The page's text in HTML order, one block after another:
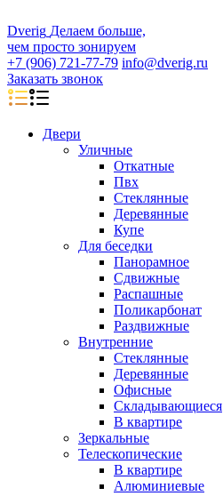
Dverig Делаем больше,
чем просто зонируем
+7 (906) 721-77-79 info@dverig.ru
Заказать звонок
Двери
Уличные
Откатные
Пвх
Стеклянные
Деревянные
Купе
Для беседки
Панорамное
Сдвижные
Распашные
Поликарбонат
Раздвижные
Внутренние
Стеклянные
Деревянные
Офисные
Складывающиеся
В квартире
Зеркальные
Телескопические
В квартире
Алюминиевые